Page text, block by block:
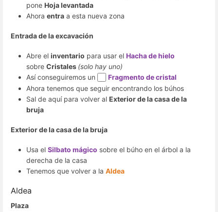
pone Hoja levantada
Ahora entra a esta nueva zona
Entrada de la excavación
Abre el inventario para usar el Hacha de hielo
sobre Cristales (solo hay uno)
Así conseguiremos un
Fragmento de cristal
Ahora tenemos que seguir encontrando los búhos
Sal de aquí para volver al Exterior de la casa de la
bruja
Exterior de la casa de la bruja
Usa el Silbato mágico sobre el búho en el árbol a la
derecha de la casa
Tenemos que volver a la Aldea
Aldea
Plaza